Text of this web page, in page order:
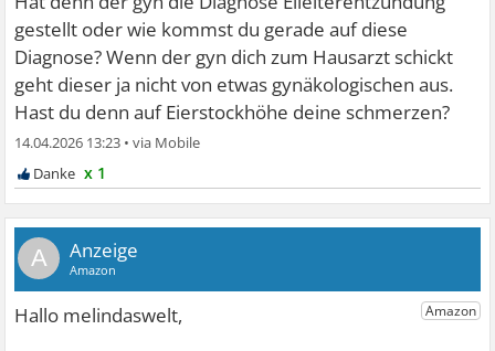
gestellt oder wie kommst du gerade auf diese
Diagnose? Wenn der gyn dich zum Hausarzt schickt
geht dieser ja nicht von etwas gynäkologischen aus.
Hast du denn auf Eierstockhöhe deine schmerzen?
14.04.2026 13:23 •
x 1
A